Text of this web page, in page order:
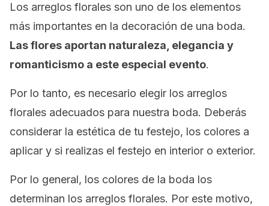
Los arreglos florales son uno de los elementos
más importantes en la decoración de una boda.
Las flores aportan naturaleza, elegancia y
romanticismo a este especial evento.
Por lo tanto, es necesario elegir los arreglos
florales adecuados para nuestra boda. Deberás
considerar la estética de tu festejo, los colores a
aplicar y si realizas el festejo en interior o exterior.
Por lo general, los colores de la boda los
determinan los arreglos florales. Por este motivo,